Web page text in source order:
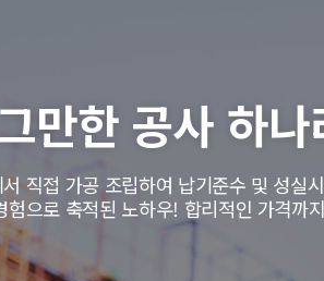
만한 공사 하
직접 가공 조립하여 납기준수 및 성실
험으로 축적된 노하우! 합리적인 가격까